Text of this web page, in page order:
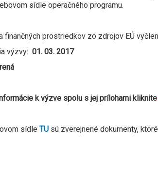
sídle operačného programu.
finančných prostriedkov zo zdrojov EÚ
výzvy: 01. 03. 2017
k výzve spolu s jej prílohami kliknite
sídle TU sú zverejnené dokumenty,